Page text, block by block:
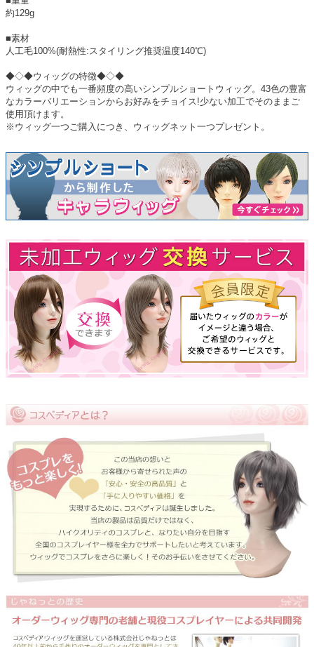
約129g
■素材
人工毛100%(耐熱性:スタイリング推奨温度140℃)
◆◇◆ウィッグの特徴◆◇◆
ウィッグの中でも一番頻度の高いシンプルショートウィッグ。43色の豊富
なカラーバリエーションからお好みをチョイス!少ない加工でそのままご
使用頂けます。
※ウィッグ一つご購入につき、ウィッグネット一つプレゼント。